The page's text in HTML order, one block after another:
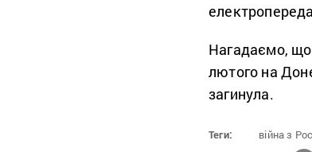
Нагадаємо, що
лютого на
загинула.
Теги: війна з